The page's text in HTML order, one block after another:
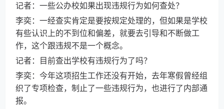
记者：一些公办校如果出现违规行为如何查处？
李奕：一经查实肯定是要按规定处理的，但如果是学校
有些认识上的不到位和偏差，就要去引导和不断做工
作，这个跟违规不是一个概念。
记者：目前查出学校有违规行为了吗？
李奕：今年这项招生工作还没有开始，去年寒假曾经组
织了专项检查，制止了一些违规行为，也进行了内部通
报。